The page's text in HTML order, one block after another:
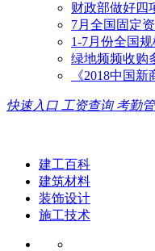
财政部做好四
7月全国固定
1-7月份全国
绿地频频收购
《2018中国
快速入口 工资查询 考勤
建工百科
建筑材料
装饰设计
施工技术